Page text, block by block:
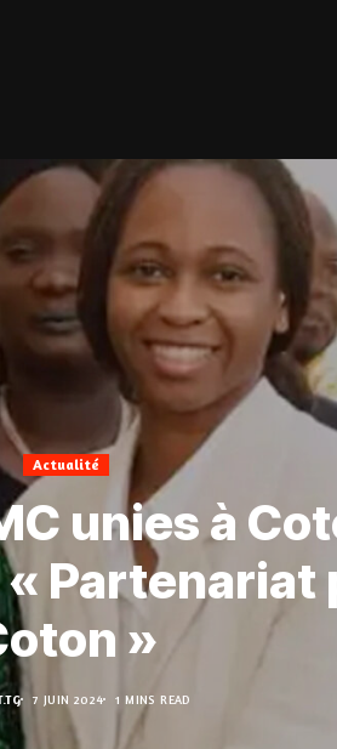
Actualité
unies à
Partenariat
»
7 JUIN 2024 1 MINS READ